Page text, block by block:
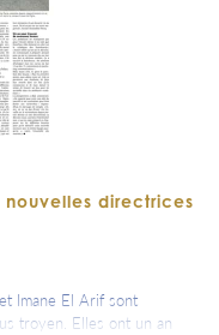
nouvelles directrices
Imane El Arif sont
troyen. Elles ont un an